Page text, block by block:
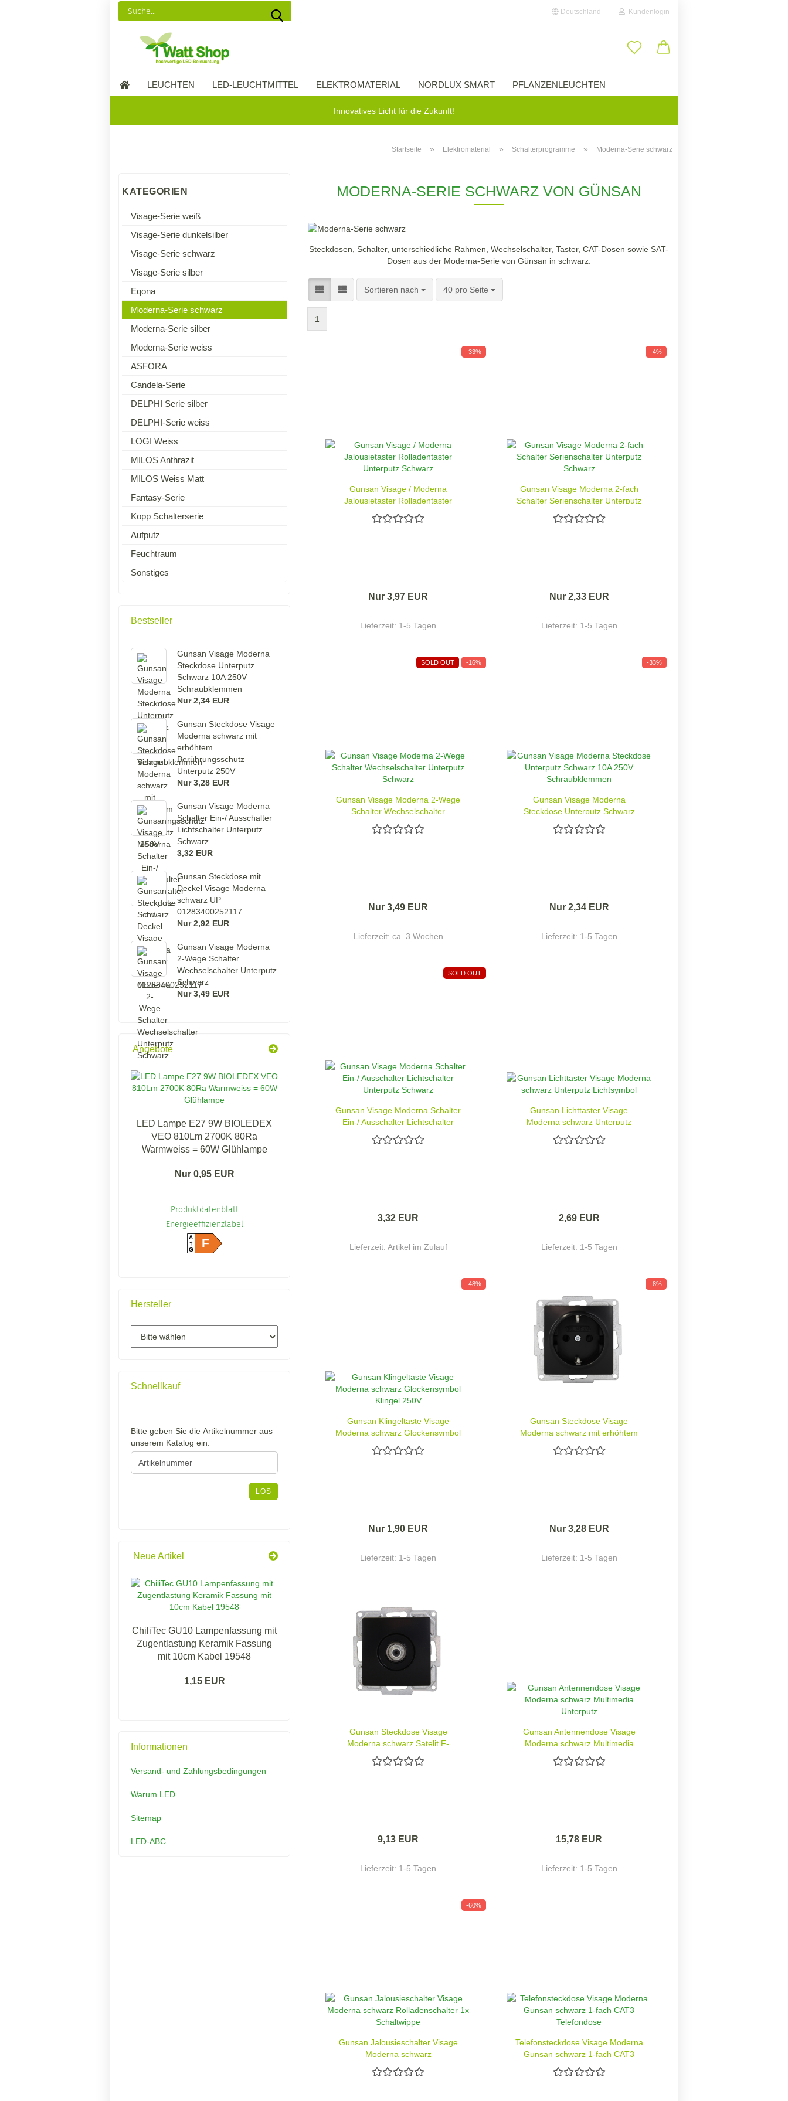
Deutschland Kundenlogin
Passwort vergessen?
Innovatives Licht für die Zukunft!
LEUCHTEN LED-LEUCHTMITTEL ELEKTROMATERIAL NORDLUX SMART PFLANZENLEUCHTEN
Startseite » Elektromaterial » Schalterprogramme » Moderna-Serie schwarz
MODERNA-SERIE SCHWARZ VON GÜNSAN
Steckdosen, Schalter, unterschiedliche Rahmen, Wechselschalter, Taster, CAT-Dosen sowie SAT-
Dosen aus der Moderna-Serie von Günsan in schwarz.
Sortieren nach
Sortieren nach 40 pro Seite
pro Seite
1
-33%
Gunsan Visage / Moderna
Jalousietaster Rolladentaster
Unterputz Schwarz
Nur 3,97 EUR
Lieferzeit: 1-5 Tagen
-4%
Gunsan Visage Moderna 2-fach
Schalter Serienschalter Unterputz
Schwarz
Nur 2,33 EUR
Lieferzeit: 1-5 Tagen
SOLD OUT -16%
Gunsan Visage Moderna 2-Wege
Schalter Wechselschalter
Unterputz Schwarz
Nur 3,49 EUR
Lieferzeit: ca. 3 Wochen
-33%
Gunsan Visage Moderna
Steckdose Unterputz Schwarz
10A 250V Schraubklemmen
Nur 2,34 EUR
Lieferzeit: 1-5 Tagen
SOLD OUT
Gunsan Visage Moderna Schalter
Ein-/ Ausschalter Lichtschalter
Unterputz Schwarz
3,32 EUR
Lieferzeit: Artikel im Zulauf
Gunsan Lichttaster Visage
Moderna schwarz Unterputz
Lichtsymbol
2,69 EUR
Lieferzeit: 1-5 Tagen
-48%
Gunsan Klingeltaste Visage
Moderna schwarz Glockensymbol
Klingel 250V
Nur 1,90 EUR
Lieferzeit: 1-5 Tagen
-8%
Gunsan Steckdose Visage
Moderna schwarz mit erhöhtem
Berührungsschutz Unterputz 250V
Nur 3,28 EUR
Lieferzeit: 1-5 Tagen
Gunsan Steckdose Visage
Moderna schwarz Satelit F-
Stecker
9,13 EUR
Lieferzeit: 1-5 Tagen
Gunsan Antennendose Visage
Moderna schwarz Multimedia
Unterputz
15,78 EUR
Lieferzeit: 1-5 Tagen
-60%
Gunsan Jalousieschalter Visage
Moderna schwarz
Rolladenschalter 1x Schaltwippe
Telefonsteckdose Visage Moderna
Gunsan schwarz 1-fach CAT3
Telefondose
KATEGORIEN
Visage-Serie weiß
Visage-Serie dunkelsilber
Visage-Serie schwarz
Visage-Serie silber
Eqona
Moderna-Serie schwarz
Moderna-Serie silber
Moderna-Serie weiss
ASFORA
Candela-Serie
DELPHI Serie silber
DELPHI-Serie weiss
LOGI Weiss
MILOS Anthrazit
MILOS Weiss Matt
Fantasy-Serie
Kopp Schalterserie
Aufputz
Feuchtraum
Sonstiges
Bestseller
Gunsan Visage Moderna
Steckdose Unterputz
Schwarz 10A 250V
Schraubklemmen
Nur 2,34 EUR
Gunsan Steckdose Visage
Moderna schwarz mit
erhöhtem
Berührungsschutz
Unterputz 250V
Nur 3,28 EUR
Gunsan Visage Moderna
Schalter Ein-/ Ausschalter
Lichtschalter Unterputz
Schwarz
3,32 EUR
Gunsan Steckdose mit
Deckel Visage Moderna
schwarz UP
01283400252117
Nur 2,92 EUR
Gunsan Visage Moderna
2-Wege Schalter
Wechselschalter Unterputz
Schwarz
Nur 3,49 EUR
Angebote
LED Lampe E27 9W BIOLEDEX
VEO 810Lm 2700K 80Ra
Warmweiss = 60W Glühlampe
Nur 0,95 EUR
Produktdatenblatt
Energieeffizienzlabel
A
GF
Hersteller
Schnellkauf
BITTE
GEBEN
SIE
DIE
Bitte geben Sie die Artikelnummer aus
unserem Katalog ein.
LOS
Neue Artikel
ChiliTec GU10 Lampenfassung mit
Zugentlastung Keramik Fassung
mit 10cm Kabel 19548
1,15 EUR
Informationen
Versand- und Zahlungsbedingungen
Warum LED
Sitemap
LED-ABC